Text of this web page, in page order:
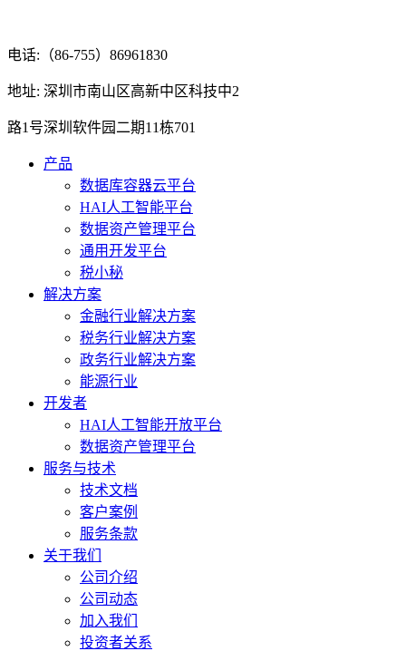
电话:（86-755）86961830
地址: 深圳市南山区高新中区科技中2
路1号深圳软件园二期11栋701
产品
数据库容器云平台
HAI人工智能平台
数据资产管理平台
通用开发平台
税小秘
解决方案
金融行业解决方案
税务行业解决方案
政务行业解决方案
能源行业
开发者
HAI人工智能开放平台
数据资产管理平台
服务与技术
技术文档
客户案例
服务条款
关于我们
公司介绍
公司动态
加入我们
投资者关系